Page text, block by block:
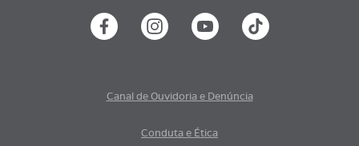
Conduta e Ética
Canal de Ouvidoria e Denúncia